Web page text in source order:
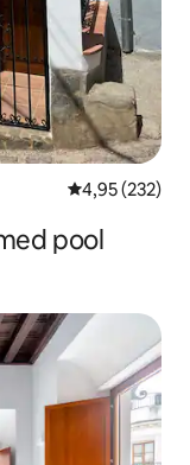
4,95 av 5 i
4,95 (232)
pool